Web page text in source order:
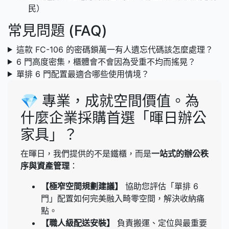
民）
常見問題 (FAQ)
這款 FC-106 的密碼鎖萬一有人遺忘代碼該怎麼處理？
6 門高度密集，櫃體會不會因為受重不均而搖晃？
單排 6 門配置最適合哪些使用情境？
💎 專業，成就空間價值。為
什麼企業採購首選「暉日辦公
家具」？
在暉日，我們提供的不是鐵櫃，而是一站式的辦公秩
序與資產管理 ：
【極窄空間規劃建議】
協助您評估「單排 6
門」配置如何完美融入畸零空間，解決收納痛
點。
【職人級配送安裝】
負責搬運、定位與最重要